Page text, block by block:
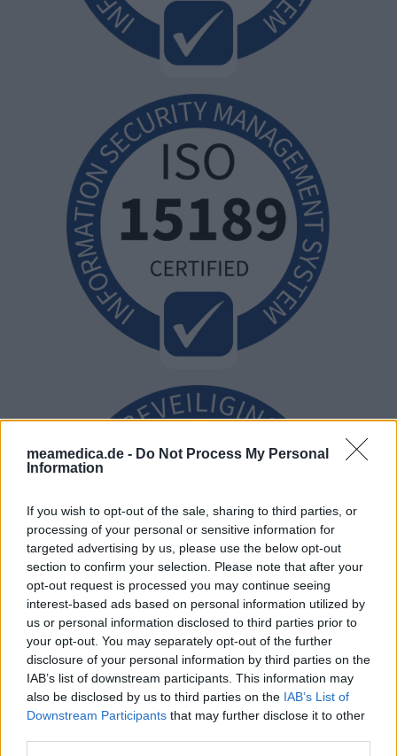
meamedica.de - Do Not Process My Personal
Information
If you wish to opt-out of the sale, sharing to third parties, or
processing of your personal or sensitive information for
targeted advertising by us, please use the below opt-out
section to confirm your selection. Please note that after your
opt-out request is processed you may continue seeing
interest-based ads based on personal information utilized by
us or personal information disclosed to third parties prior to
your opt-out. You may separately opt-out of the further
disclosure of your personal information by third parties on the
IAB’s list of downstream participants. This information may
also be disclosed by us to third parties on the IAB’s List of
Downstream Participants that may further disclose it to other